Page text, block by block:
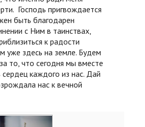
Господь пригвождается
быть благодарен
с Ним в таинствах,
к радости
уже здесь на земле. Будем
то, что сегодня мы вместе
каждого из нас. Дай
нас к вечной